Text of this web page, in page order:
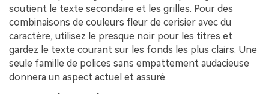
soutient le texte secondaire et les grilles. Pour des
combinaisons de couleurs fleur de cerisier avec du
caractère, utilisez le presque noir pour les titres et
gardez le texte courant sur les fonds les plus clairs. Une
seule famille de polices sans empattement audacieuse
donnera un aspect actuel et assuré.